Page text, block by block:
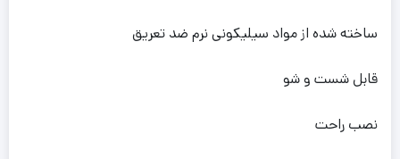
ساخته شده از مواد سیلیکونی نرم ضد تعریق
قابل شست و شو
نصب راحت